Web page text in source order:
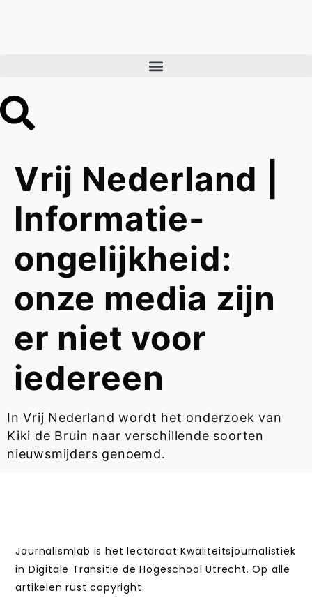
Vrij Nederland |
Informatie-
ongelijkheid:
onze media zijn
er niet voor
iedereen
In Vrij Nederland wordt het onderzoek van
Kiki de Bruin naar verschillende soorten
nieuwsmijders genoemd.
Journalismlab is het lectoraat Kwaliteitsjournalistiek
in Digitale Transitie de Hogeschool Utrecht. Op alle
artikelen rust copyright.